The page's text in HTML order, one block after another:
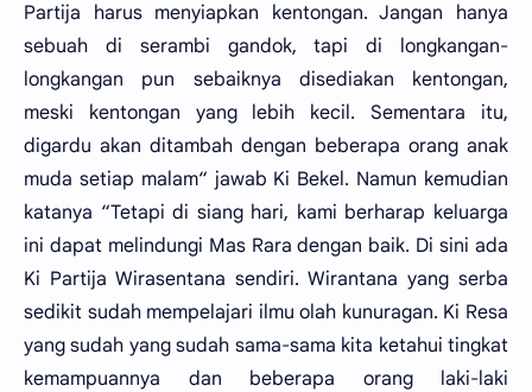
Partija harus menyiapkan kentongan. Jangan hanya
sebuah di serambi gandok, tapi di longkangan-
longkangan pun sebaiknya disediakan kentongan,
meski kentongan yang lebih kecil. Sementara itu,
digardu akan ditambah dengan beberapa orang anak
muda setiap malam“ jawab Ki Bekel. Namun kemudian
katanya “Tetapi di siang hari, kami berharap keluarga
ini dapat melindungi Mas Rara dengan baik. Di sini ada
Ki Partija Wirasentana sendiri. Wirantana yang serba
sedikit sudah mempelajari ilmu olah kunuragan. Ki Resa
yang sudah yang sudah sama-sama kita ketahui tingkat
kemampuannya dan beberapa orang laki-laki